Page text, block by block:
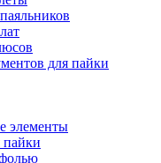
для пайки
элементы